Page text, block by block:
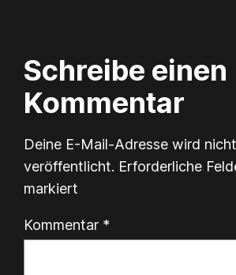
Schreibe einen
Kommentar
Deine E-Mail-Adresse wird nicht
veröffentlicht. Erforderliche
markiert
Kommentar *